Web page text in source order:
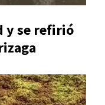
y se refirió